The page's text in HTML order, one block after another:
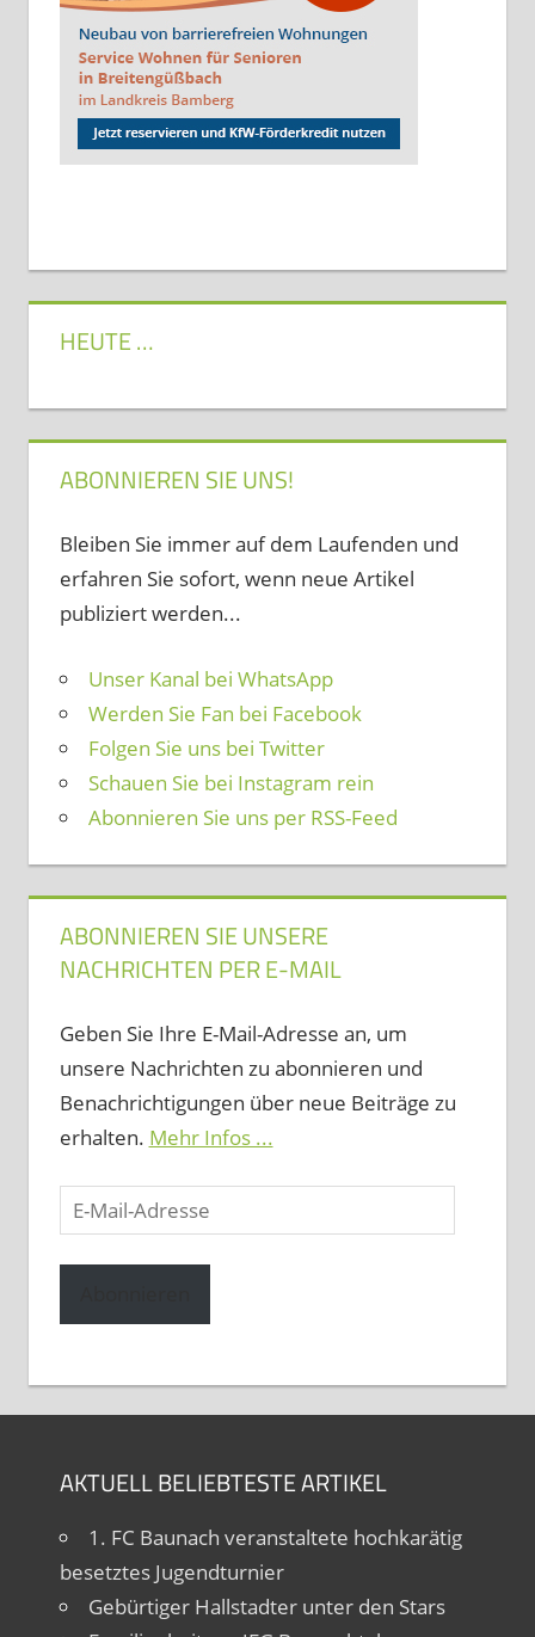
HEUTE …
ABONNIEREN SIE UNS!
Bleiben Sie immer auf dem Laufenden und
erfahren Sie sofort, wenn neue Artikel
publiziert werden...
Unser Kanal bei WhatsApp
Werden Sie Fan bei Facebook
Folgen Sie uns bei Twitter
Schauen Sie bei Instagram rein
Abonnieren Sie uns per RSS-Feed
ABONNIEREN SIE UNSERE
NACHRICHTEN PER E-MAIL
Geben Sie Ihre E-Mail-Adresse an, um
unsere Nachrichten zu abonnieren und
Benachrichtigungen über neue Beiträge zu
erhalten. Mehr Infos ...
E-
Mail-
Adresse
AKTUELL BELIEBTESTE ARTIKEL
1. FC Baunach veranstaltete hochkarätig
besetztes Jugendturnier
Gebürtiger Hallstadter unter den Stars